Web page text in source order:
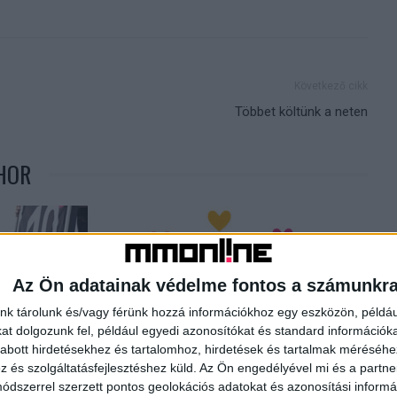
Az Ön adatainak védelme fontos a
tárolunk és/vagy férünk hozzá információkhoz egy eszközön,
dolgozunk fel, például egyedi azonosítókat és standard
hirdetésekhez és tartalomhoz, hirdetések és tartalmak
és szolgáltatásfejlesztéshez küld. Az Ön engedélyével mi és a
szerzett pontos geolokációs adatokat és azonosítási
Többet költünk a neten
mezét
Közös kiadvánnyal segít a Bethesda
Gyermekkórház és az NMHH